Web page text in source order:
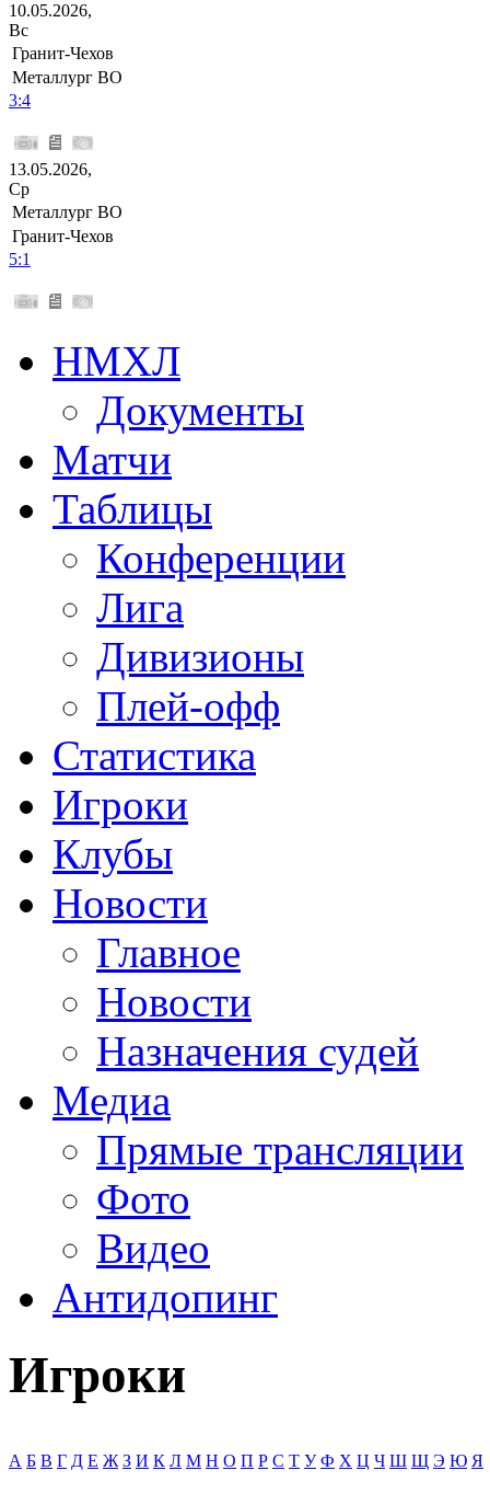
10.05.2026,
Вс
Гранит-Чехов
Металлург ВО
3:4
13.05.2026,
Ср
Металлург ВО
Гранит-Чехов
5:1
НМХЛ
Документы
Матчи
Таблицы
Конференции
Лига
Дивизионы
Плей-офф
Статистика
Игроки
Клубы
Новости
Главное
Новости
Назначения судей
Медиа
Прямые трансляции
Фото
Видео
Антидопинг
Игроки
А Б В Г Д Е Ж З И К Л М Н О П Р С Т У Ф Х Ц Ч Ш Щ Э Ю Я